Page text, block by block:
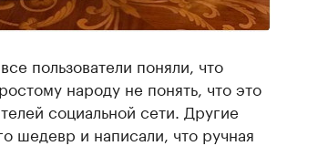
пользователи поняли, что
народу не понять, что это
социальной сети. Другие
шедевр и написали, что ручная